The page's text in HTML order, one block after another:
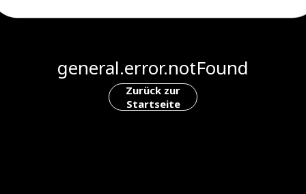
general.error.notFound
Zurück zur
Startseite